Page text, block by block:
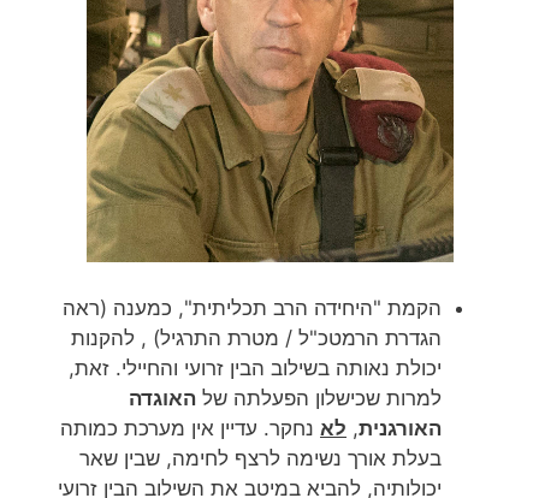
הקמת "היחידה הרב תכליתית", כמענה (ראה
הגדרת הרמטכ"ל / מטרת התרגיל) , להקנות
יכולת נאותה בשילוב הבין זרועי והחיילי. זאת,
למרות שכישלון הפעלתה של האוגדה
האורגנית, לא נחקר. עדיין אין מערכת כמותה
בעלת אורך נשימה לרצף לחימה, שבין שאר
יכולותיה, להביא במיטב את השילוב הבין זרועי